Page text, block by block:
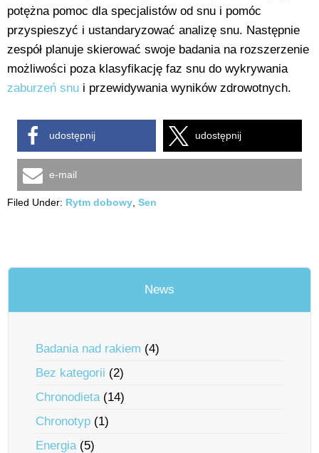
potężna pomoc dla specjalistów od snu i pomóc
przyspieszyć i ustandaryzować analizę snu. Następnie
zespół planuje skierować swoje badania na rozszerzenie
możliwości poza klasyfikację faz snu do wykrywania
zaburzeń snu i przewidywania wyników zdrowotnych.
udostępnij udostępnij
e-mail
Filed Under: Rytm dobowy Sen
News
Badania nad rakiem (4)
Bez kategorii (2)
Chronodieta(14)
Chronotyp (1)
Energia(5)